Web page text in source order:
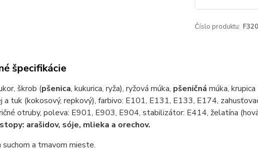
Číslo produktu:
špecifikácie
škrob (pšenica, kukurica, ryža), ryžová múka, pšeničná múka, krupica
a tuk (kokosový, repkový), farbivo: E101, E131, E133, E174,
​​otruby, poleva: E901, E903, E904, stabilizátor: E414, želatína
arašidov, sóje, mlieka a orechov.
a tmavom mieste.